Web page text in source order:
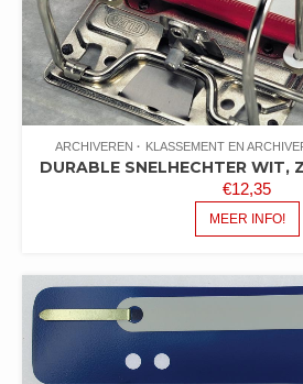
ARCHIVEREN KLASSEMENT EN
DURABLE SNELHECHTER WIT,
€12,35
MEER INFO!